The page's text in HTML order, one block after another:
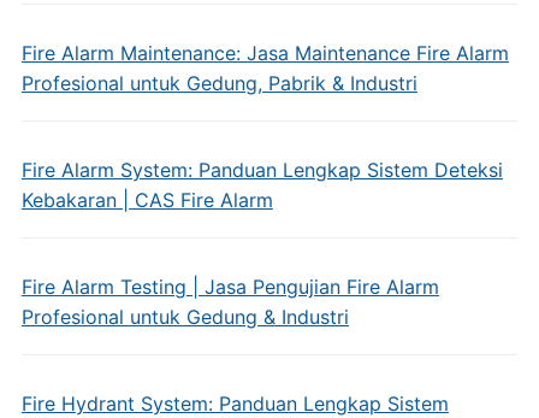
Fire Alarm Maintenance: Jasa Maintenance Fire Alarm
Profesional untuk Gedung, Pabrik & Industri
Fire Alarm System: Panduan Lengkap Sistem Deteksi
Kebakaran | CAS Fire Alarm
Fire Alarm Testing | Jasa Pengujian Fire Alarm
Profesional untuk Gedung & Industri
Fire Hydrant System: Panduan Lengkap Sistem